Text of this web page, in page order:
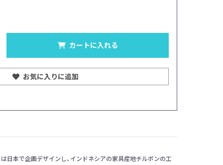
カートに入れる
お気に入りに追加
は日本で企画デザインし、インドネシアの家具産地チルボンの工